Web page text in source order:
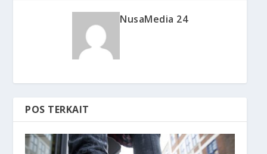
NusaMedia 24
POS TERKAIT